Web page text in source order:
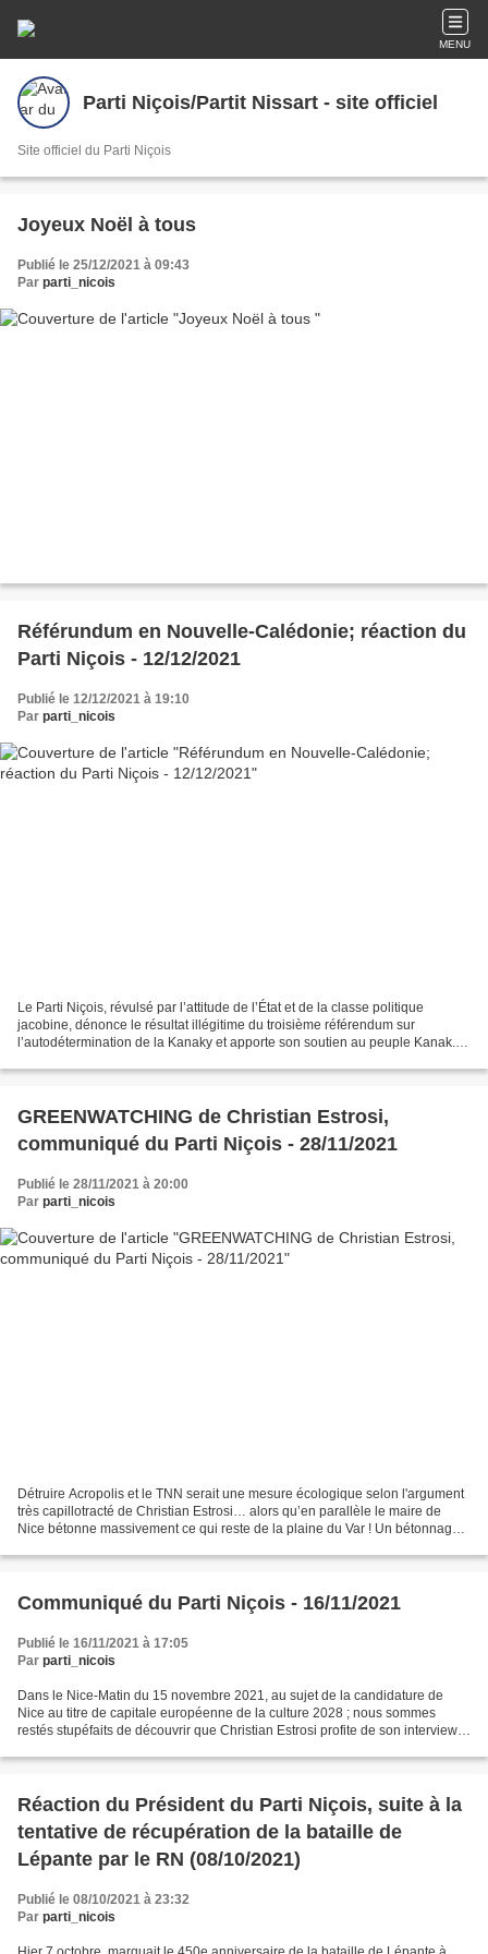
MENU
Parti Niçois/Partit Nissart - site officiel
Site officiel du Parti Niçois
Joyeux Noël à tous
Publié le 25/12/2021 à 09:43
Par parti_nicois
Référundum en Nouvelle-Calédonie; réaction du
Parti Niçois - 12/12/2021
Publié le 12/12/2021 à 19:10
Par parti_nicois
Le Parti Niçois, révulsé par l’attitude de l’État et de la classe politique
jacobine, dénonce le résultat illégitime du troisième référendum sur
l’autodétermination de la Kanaky et apporte son soutien au peuple Kanak.
GREENWATCHING de Christian Estrosi,
communiqué du Parti Niçois - 28/11/2021
Publié le 28/11/2021 à 20:00
Par parti_nicois
Détruire Acropolis et le TNN serait une mesure écologique selon l'argument
très capillotracté de Christian Estrosi… alors qu’en parallèle le maire de
Nice bétonne massivement ce qui reste de la plaine du Var ! Un bétonnage
Communiqué du Parti Niçois - 16/11/2021
Publié le 16/11/2021 à 17:05
Par parti_nicois
Dans le Nice-Matin du 15 novembre 2021, au sujet de la candidature de
Nice au titre de capitale européenne de la culture 2028 ; nous sommes
restés stupéfaits de découvrir que Christian Estrosi profite de son interview
Réaction du Président du Parti Niçois, suite à la
tentative de récupération de la bataille de
Lépante par le RN (08/10/2021)
Publié le 08/10/2021 à 23:32
Par parti_nicois